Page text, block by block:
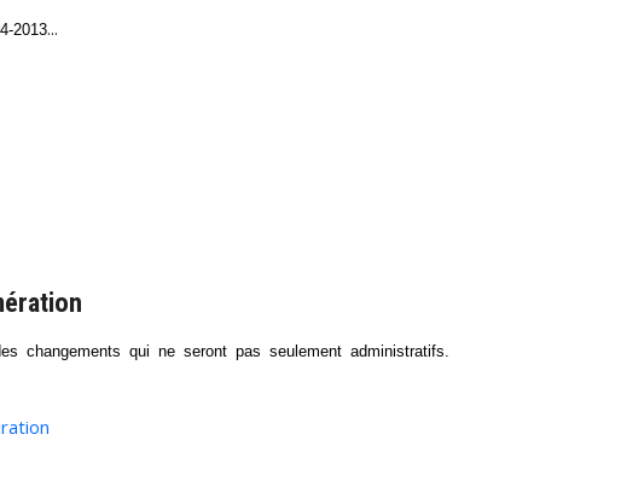
2013...
changements qui ne seront pas seulement administratifs.